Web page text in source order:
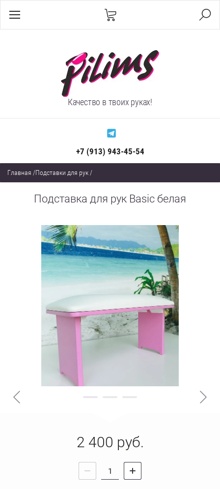
Качество в твоих руках!
+7 (913) 943-45-54
Главная /Подставки для рук /
Подставка для рук Basic белая
2 400 руб.